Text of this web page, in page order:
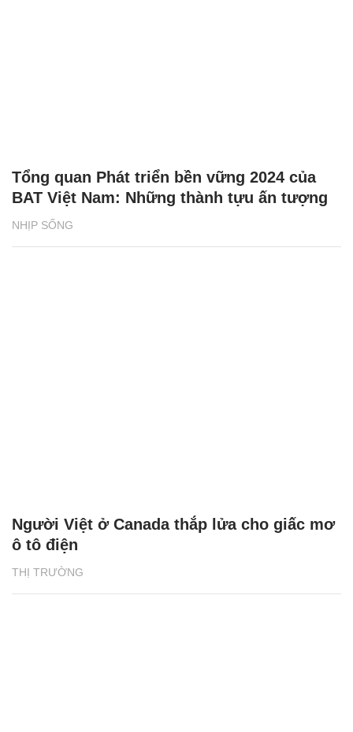
NHỊP SỐNG
Tổng quan Phát triển bền vững 2024 của
BAT Việt Nam: Những thành tựu ấn tượng
THỊ TRƯỜNG
Người Việt ở Canada thắp lửa cho giấc mơ
ô tô điện